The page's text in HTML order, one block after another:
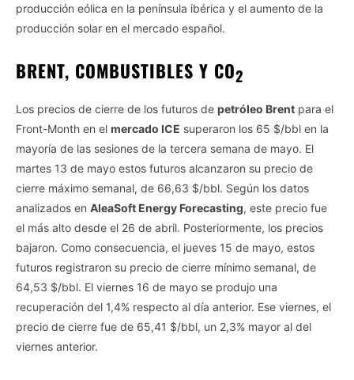
Vida.es -Do Not Process My Personal Information
If you wish to opt-out of the sale, sharing to third parties, or
processing of your personal or sensitive information for
targeted advertising by us, please use the below opt-out
section to confirm your selection. Please note that after your
interest-based ads based on personal information utilized by
producción eólica en la península ibérica y el aumento de la
producción solar en el mercado español.
BRENT, COMBUSTIBLES Y CO2
Los precios de cierre de los futuros de petróleo Brent para el
Front-Month en el mercado ICE superaron los 65 $/bbl en la
mayoría de las sesiones de la tercera semana de mayo. El
martes 13 de mayo estos futuros alcanzaron su precio de
cierre máximo semanal, de 66,63 $/bbl. Según los datos
analizados en AleaSoft Energy Forecasting, este precio fue
el más alto desde el 26 de abril. Posteriormente, los precios
bajaron. Como consecuencia, el jueves 15 de mayo, estos
futuros registraron su precio de cierre mínimo semanal, de
64,53 $/bbl. El viernes 16 de mayo se produjo una
recuperación del 1,4% respecto al día anterior. Ese viernes, el
precio de cierre fue de 65,41 $/bbl, un 2,3% mayor al del
viernes anterior.